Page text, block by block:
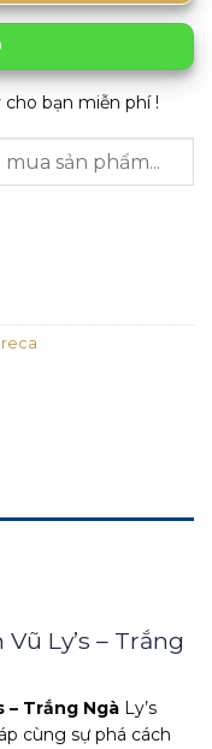
bạn miễn phí !
Ly’s – Trắng
– Trắng Ngà Ly’s
cùng sự phá cách